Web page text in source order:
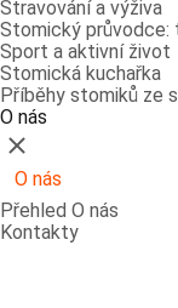
Stravování a výživa
Stomický průvodce:
Sport a aktivní život
Stomická kuchařka
Příběhy stomiků ze
O nás
Zavřít
O nás
Přehled O nás
Kontakty